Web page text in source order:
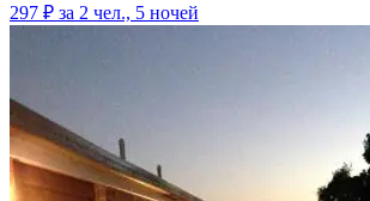
297 ₽ за 2 чел., 5 ночей